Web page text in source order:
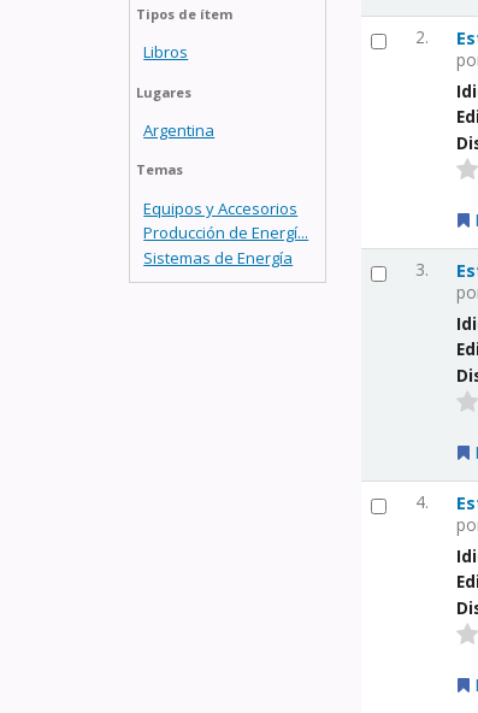
Tipos de ítem
Libros
Lugares
Argentina
Temas
Equipos y Accesorios
Producción de Energí...
Sistemas de Energía
2.
3.
4.